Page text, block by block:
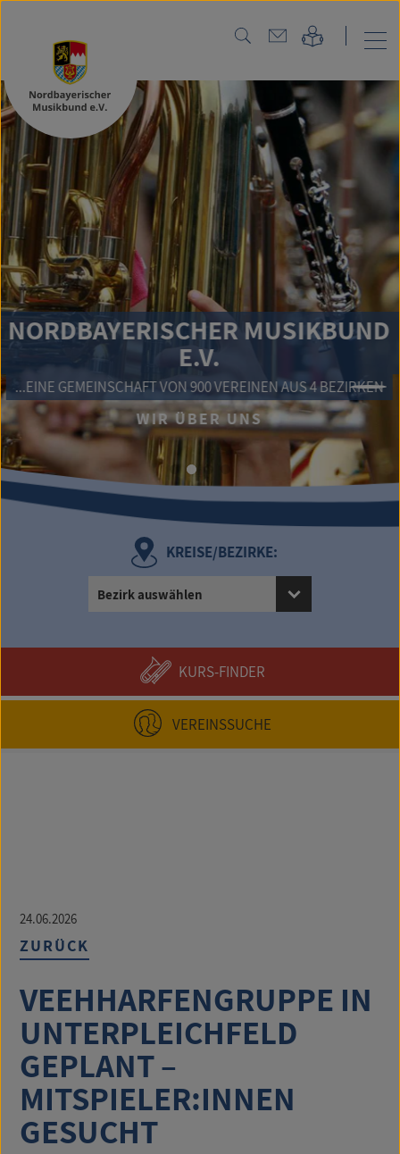
MUSIKBUND
E.V.
VON 900 VEREINEN AUS 4 BEZIRKEN
WIR ÜBER UNS
KREISE/BEZIRKE:
Bezirk auswählen
KURS-FINDER
VEREINSSUCHE
24.06.2026
ZURÜCK
VEEHHARFENGRUPPE IN
UNTERPLEICHFELD
GEPLANT –
MITSPIELER:INNEN
GESUCHT